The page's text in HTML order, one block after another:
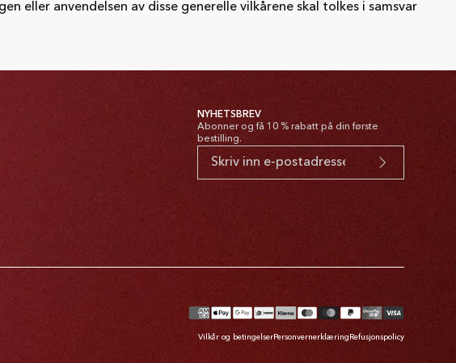
eller anvendelsen av disse generelle vilkårene skal tolkes i samsvar
NYHETSBREV
Abonner og få 10 % rabatt på din første
bestilling.
Vilkår og betingelserPersonvernerklæring Refusjonspolicy